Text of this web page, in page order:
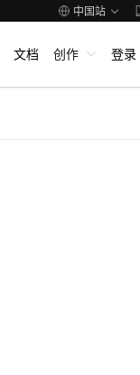
中国站
文档 创作 登录